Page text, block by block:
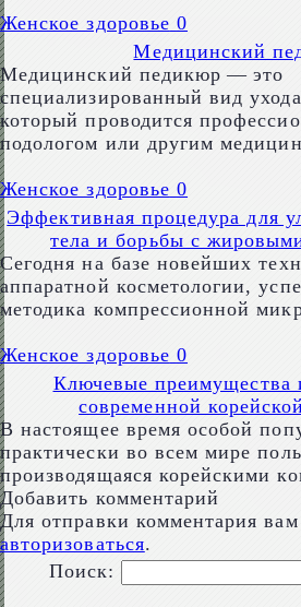
Женское здоровье 0
Медицинский
Медицинский педикюр — это
специализированный вид
который проводится
подологом или другим
Женское здоровье 0
Эффективная процедура для
тела и борьбы с
Сегодня на базе новейших
аппаратной косметологии,
методика компрессионной
Женское здоровье 0
Ключевые преимущества
современной
В настоящее время особой
практически во всем мире
производящаяся корейскими
Добавить комментарий
Для отправки комментария
авторизоваться.
Поиск: